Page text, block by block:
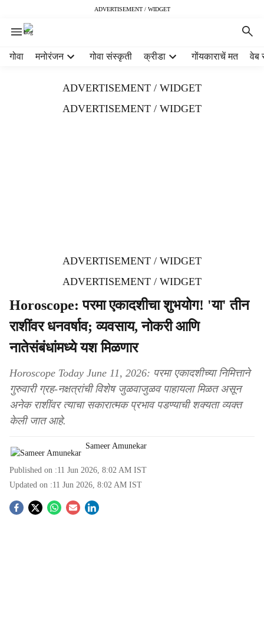
ADVERTISEMENT / WIDGET
गोवा मनोरंजन गोवा संस्कृती क्रीडा गोंयकाराचें मत वेब
ADVERTISEMENT / WIDGET
ADVERTISEMENT / WIDGET
ADVERTISEMENT / WIDGET
ADVERTISEMENT / WIDGET
Horoscope: परमा एकादशीचा शुभयोग! 'या' तीन
राशींवर धनवर्षाव; व्यवसाय, नोकरी आणि
नातेसंबंधांमध्ये यश मिळणार
Horoscope Today June 11, 2026: परमा एकादशीच्या निमित्ताने
गुरुवारी ग्रह-नक्षत्रांची विशेष जुळवाजुळव पाहायला मिळत असून
अनेक राशींवर त्याचा सकारात्मक प्रभाव पडण्याची शक्यता व्यक्त
केली जात आहे.
Sameer Amunekar
Published on :11 Jun 2026, 8:02 AM IST
Updated on :11 Jun 2026, 8:02 AM IST
S